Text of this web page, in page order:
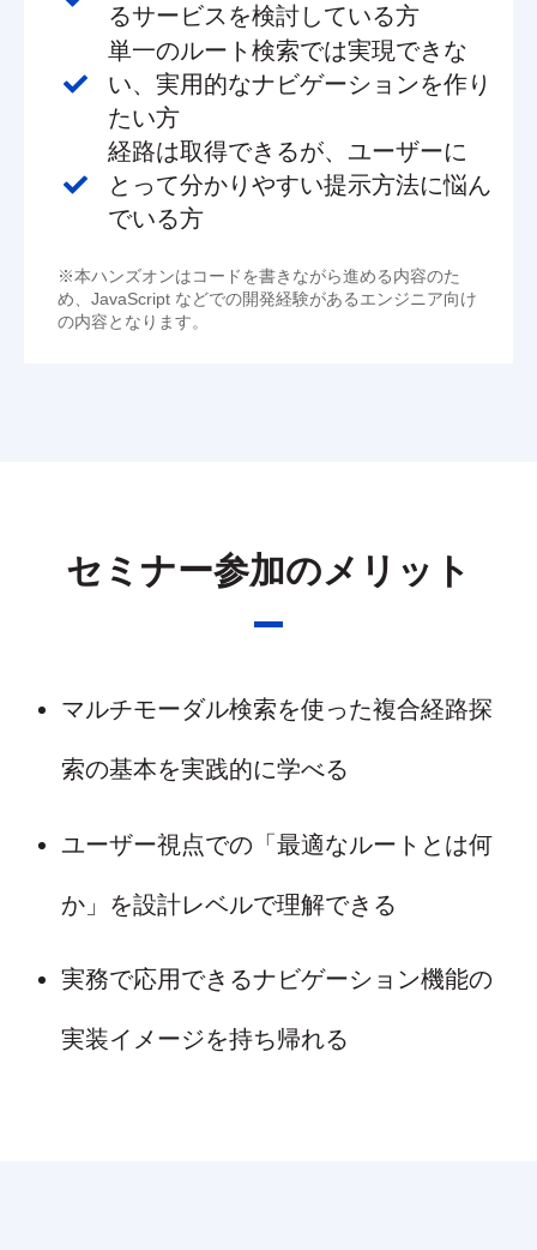
るサービスを検討している方
単一のルート検索では実現できな
い、実用的なナビゲーションを作り
たい方
経路は取得できるが、ユーザーに
とって分かりやすい提示方法に悩ん
でいる方
※本ハンズオンはコードを書きながら進める内容のた
め、JavaScript などでの開発経験があるエンジニア向け
の内容となります。
セミナー参加のメリット
マルチモーダル検索を使った複合経路探
索の基本を実践的に学べる
ユーザー視点での「最適なルートとは何
か」を設計レベルで理解できる
実務で応用できるナビゲーション機能の
実装イメージを持ち帰れる